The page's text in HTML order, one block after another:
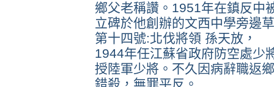
鄉父老稱讚。1951年在鎮反中
立碑於他創辦的文西中學旁邊
第十四號:北伐將領 孫天放，
1944年任江蘇省政府防空處少
授陸軍少將。不久因病辭職返
錯殺，無罪平反。